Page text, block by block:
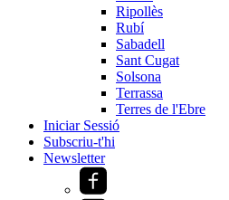
Ripollès
Rubí
Sabadell
Sant Cugat
Solsona
Terrassa
Terres de l'Ebre
Iniciar Sessió
Subscriu-t'hi
Newsletter